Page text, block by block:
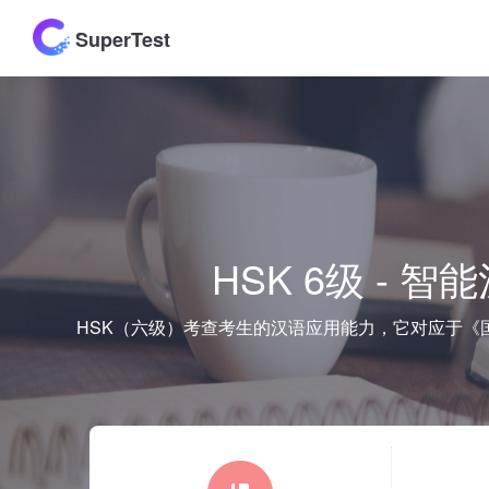
SuperTest
HSK 6级 - 智
HSK（六级）考查考生的汉语应用能力，它对应于